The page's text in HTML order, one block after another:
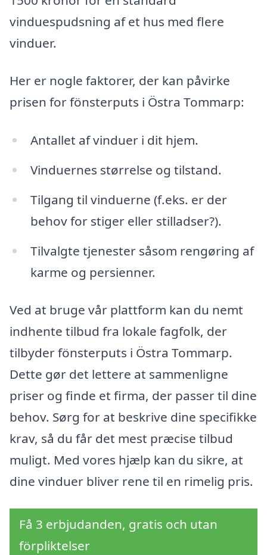
vinduespudsning af et hus med flere
vinduer.
Her er nogle faktorer, der kan påvirke
prisen for fönsterputs i Östra Tommarp:
Antallet af vinduer i dit hjem.
Vinduernes størrelse og tilstand.
Tilgang til vinduerne (f.eks. er der
behov for stiger eller stilladser?).
Tilvalgte tjenester såsom rengøring af
karme og persienner.
Ved at bruge vår plattform kan du nemt
indhente tilbud fra lokale fagfolk, der
tilbyder fönsterputs i Östra Tommarp.
Dette gør det lettere at sammenligne
priser og finde et firma, der passer til dine
behov. Sørg for at beskrive dine specifikke
krav, så du får det mest præcise tilbud
muligt. Med vores hjælp kan du sikre, at
dine vinduer bliver rene til en rimelig pris.
Få 3 erbjudanden, gratis och utan
förpliktelser